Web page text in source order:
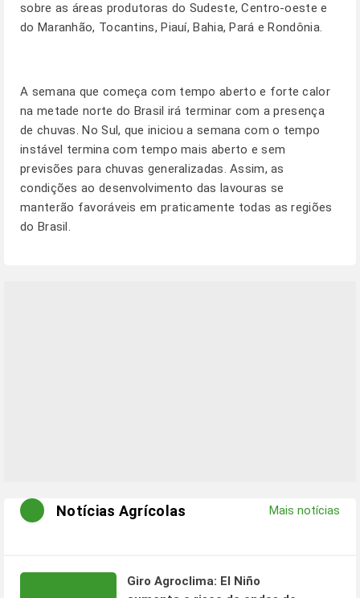
sobre as áreas produtoras do Sudeste, Centro-oeste e
do Maranhão, Tocantins, Piauí, Bahia, Pará e Rondônia.
A semana que começa com tempo aberto e forte calor
na metade norte do Brasil irá terminar com a presença
de chuvas. No Sul, que iniciou a semana com o tempo
instável termina com tempo mais aberto e sem
previsões para chuvas generalizadas. Assim, as
condições ao desenvolvimento das lavouras se
manterão favoráveis em praticamente todas as regiões
do Brasil.
Notícias Agrícolas Mais notícias
Giro Agroclima: El Niño